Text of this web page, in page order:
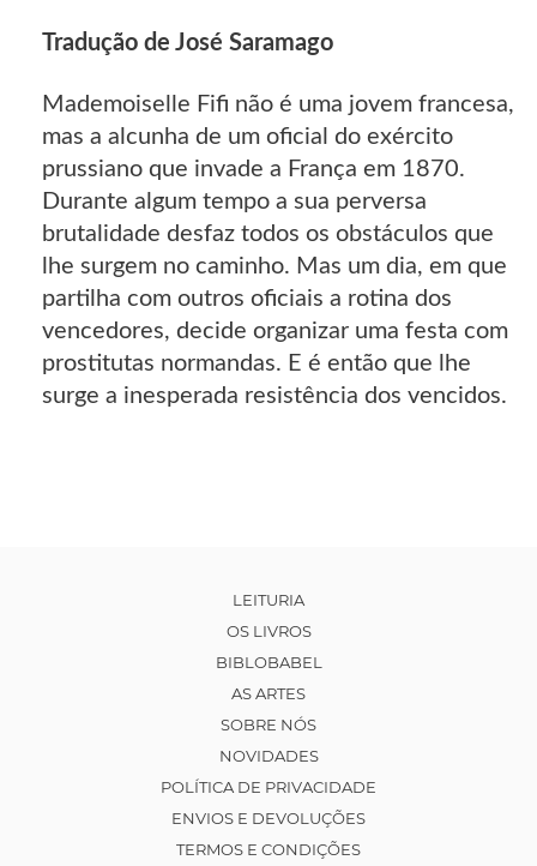
Tradução de José Saramago
Mademoiselle Fifi não é uma jovem francesa,
mas a alcunha de um oficial do exército
prussiano que invade a França em 1870.
Durante algum tempo a sua perversa
brutalidade desfaz todos os obstáculos que
lhe surgem no caminho. Mas um dia, em que
partilha com outros oficiais a rotina dos
vencedores, decide organizar uma festa com
prostitutas normandas. E é então que lhe
surge a inesperada resistência dos vencidos.
LEITURIA
OS LIVROS
BIBLOBABEL
AS ARTES
SOBRE NÓS
NOVIDADES
POLÍTICA DE PRIVACIDADE
ENVIOS E DEVOLUÇÕES
TERMOS E CONDIÇÕES